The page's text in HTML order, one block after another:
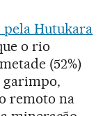
Hutukara
o rio
(52%)
garimpo,
remoto na